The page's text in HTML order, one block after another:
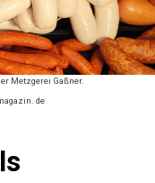
Metzgerei Gaßner.
de